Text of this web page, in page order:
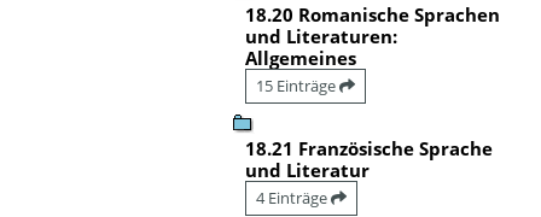
18.20 Romanische Sprachen
und Literaturen:
Allgemeines
15 Einträge
18.21 Französische Sprache
und Literatur
4 Einträge